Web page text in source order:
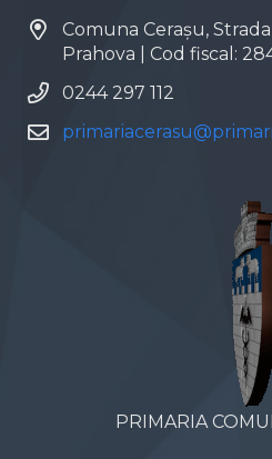
Comuna Cerașu,
Prahova | Cod fiscal:
0244 297 112
PRIMARIA